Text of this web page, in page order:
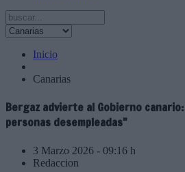
Inicio
Canarias
Bergaz advierte al Gobierno
personas desempleadas"
3 Marzo 2026 - 09:16 h
Redaccion